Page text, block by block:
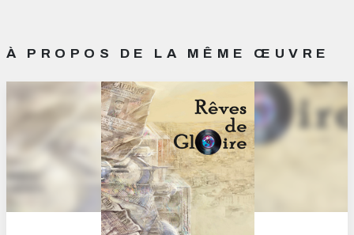
À PROPOS DE LA MÊME ŒUVRE